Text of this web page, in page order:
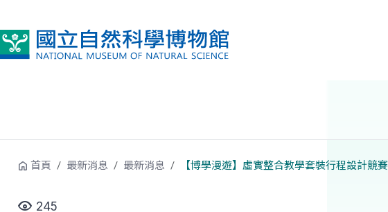
首頁 最新消息 最新消息 【博學漫遊】虛實整合教學套裝行程設計競賽
245